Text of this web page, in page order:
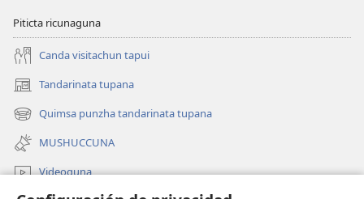
Piticta ricunaguna
Canda visitachun tapui
Tandarinata tupana
(abre
una
nueva
ventana)
Quimsa punzha tandarinata tupana
(abre
una
nueva
ventana)
MUSHUCCUNA
Videoguna